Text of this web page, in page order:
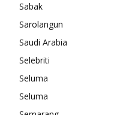
Sabak
Sarolangun
Saudi Arabia
Selebriti
Seluma
Seluma